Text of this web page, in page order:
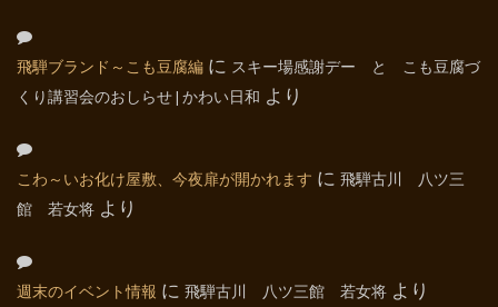
飛騨ブランド～こも豆腐編 に スキー場感謝デー と こも豆腐づ
くり講習会のおしらせ | かわい日和 より
こわ～いお化け屋敷、今夜扉が開かれます に 飛騨古川 八ツ三
館 若女将 より
週末のイベント情報 に 飛騨古川 八ツ三館 若女将 より